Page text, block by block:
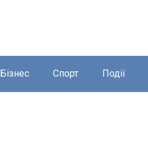
Бізнес Спорт Події